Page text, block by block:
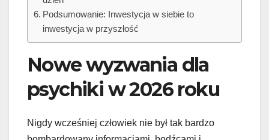
Podsumowanie: Inwestycja w siebie to
inwestycja w przyszłość
Nowe wyzwania dla
psychiki w 2026 roku
Nigdy wcześniej człowiek nie był tak bardzo